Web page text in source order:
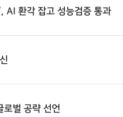
AI 환각 잡고 성능검증 통과
로벌 공략 선언